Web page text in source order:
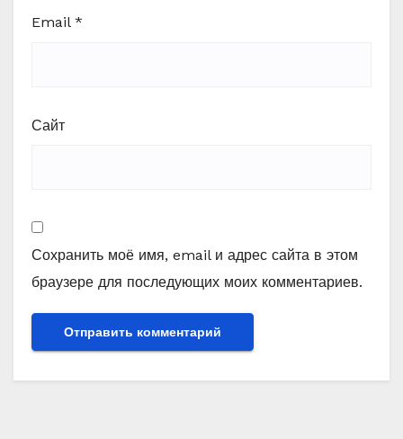
Email *
Сайт
Сохранить моё имя, email и адрес сайта в этом
браузере для последующих моих комментариев.